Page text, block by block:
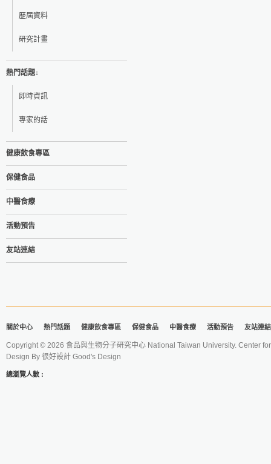
歷屆資料
研究計畫
熱門話題↓
即時資訊
專家的話
健康飲食專區
保健食品
中醫食療
活動預告
友站連結
關於中心 熱門話題 健康飲食專區 保健食品 中醫食療 活動預告 友站連結
Copyright © 2026 食品與生物分子研究中心 National Taiwan University. Center
Design By 很好設計 Good's Design
總瀏覽人數 :